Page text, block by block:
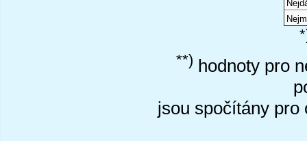
**) hodnoty pro
jsou spočítány pro